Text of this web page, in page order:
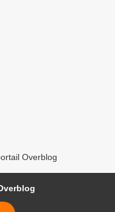
Overblog